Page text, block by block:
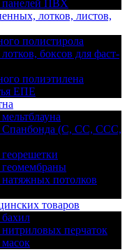
панелей ПВХ
лотков, листов,
полистирола
боксов для фаст-
полиэтилена
ЕПЕ
Спанбонда (С, СС, ССС,
геомембраны
потолков
товаров
перчаток